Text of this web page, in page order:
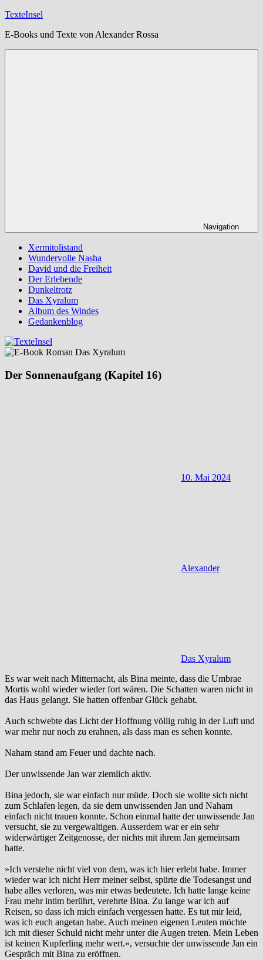
Zum
springen
TexteInsel
E-Books und Texte von Alexander Rossa
Navigation
Xermitolistand
Wundervolle Nasha
David und die Freiheit
Der Erlebende
Dunkeltrotz
Das Xyralum
Album des Windes
Gedankenblog
Der Sonnenaufgang (Kapitel 16)
10. Mai 2024
Alexander
Das Xyralum
Es war weit nach Mitternacht, als Bina meinte, dass die Umbrae
Mortis wohl wieder wieder fort wären. Die Schatten waren nicht in
das Haus gelangt. Sie hatten offenbar Glück gehabt.
Auch schwebte das Licht der Hoffnung völlig ruhig in der Luft und
war mehr nur noch zu erahnen, als dass man es sehen konnte.
Naham stand am Feuer und dachte nach.
Der unwissende Jan war ziemlich aktiv.
Bina jedoch, sie war einfach nur müde. Doch sie wollte sich nicht
zum Schlafen legen, da sie dem unwissenden Jan und Naham
einfach nicht trauen konnte. Schon einmal hatte der unwissende Jan
versucht, sie zu vergewaltigen. Ausserdem war er ein sehr
widerwärtiger Zeitgenosse, der nichts mit ihrem Jan gemeinsam
hatte.
»Ich verstehe nicht viel von dem, was ich hier erlebt habe. Immer
wieder war ich nicht Herr meiner selbst, spürte die Todesangst und
habe alles verloren, was mir etwas bedeutete. Ich hatte lange keine
Frau mehr intim berührt, verehrte Bina. Zu lange war ich auf
Reisen, so dass ich mich einfach vergessen hatte. Es tut mir leid,
was ich euch angetan habe. Auch meinen eigenen Leuten möchte
ich mit dieser Schuld nicht mehr unter die Augen treten. Mein Leben
ist keinen Kupferling mehr wert.«, versuchte der unwissende Jan ein
Gespräch mit Bina zu eröffnen.